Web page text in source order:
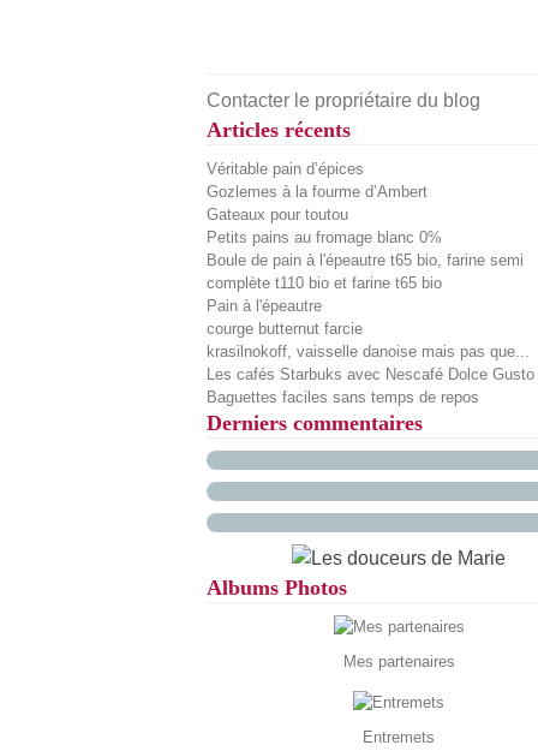
Contacter le propriétaire du blog
Articles récents
Véritable pain d’épices
Gozlemes à la fourme d’Ambert
Gateaux pour toutou
Petits pains au fromage blanc 0%
Boule de pain à l'épeautre t65 bio, farine semi
complète t110 bio et farine t65 bio
Pain à l'épeautre
courge butternut farcie
krasilnokoff, vaisselle danoise mais pas que...
Les cafés Starbuks avec Nescafé Dolce Gusto
Baguettes faciles sans temps de repos
Derniers commentaires
Albums Photos
Mes partenaires
Entremets